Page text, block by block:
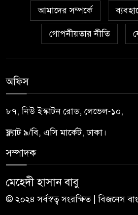
আমাদের সম্পর্কে
গোপনীয়তার নীতি
অফিস
৮৭, নিউ ইস্কাটন রোড, লেভেল-১০,
ফ্ল্যাট ৯/বি, এসি মার্কেট, ঢাকা।
সম্পাদক
মেহেদী হাসান বাবু
© ২০২৪ সর্বস্বত্ব সংরক্ষিত | বিজনেস